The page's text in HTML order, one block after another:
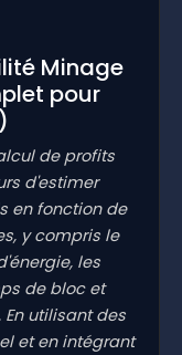
Minage
pour
de profits
d'estimer
en fonction de
y compris le
les
de bloc et
utilisant des
et en intégrant